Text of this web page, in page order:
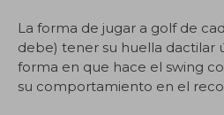
La forma de jugar a golf de
debe) tener su huella dactilar
forma en que hace el swing
su comportamiento en el